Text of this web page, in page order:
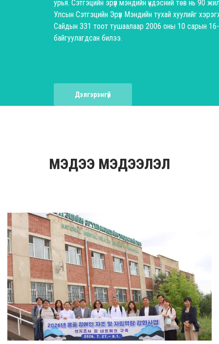
урья. Сэтгэцийн эрүүл мэндийн үндэсний төв нь 90
Улсын Сэтгэцийн Эрүүл Мэндийн тухай хуулийг
Сайдын 331 тоот тушаалаар 2006 оны 10 сарын
байгуулагдсан билээ.
Дэлгэрэнгүй
МЭДЭЭ МЭДЭЭЛЭЛ